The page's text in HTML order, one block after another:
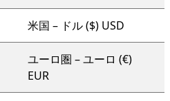
米国 – ドル ($) USD
ユーロ圏 – ユーロ (€)
EUR